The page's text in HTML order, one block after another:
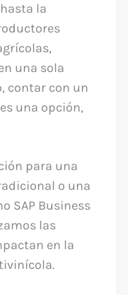
la
una sola
contar con un
una opción,
para una
o una
SAP Business
las
en la